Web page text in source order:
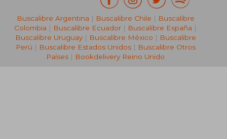
Buscalibre Argentina | Buscalibre Chile | Buscalibre
Colombia | Buscalibre Ecuador | Buscalibre España |
Buscalibre Uruguay| Buscalibre México | Buscalibre
Perú | Buscalibre Estados Unidos| Buscalibre Otros
Países | Bookdelivery Reino Unido